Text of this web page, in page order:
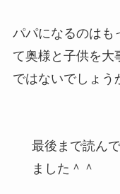
パパになるのはも
て奥様と子供を大
ではないでしょう
最後まで読ん
ました＾＾